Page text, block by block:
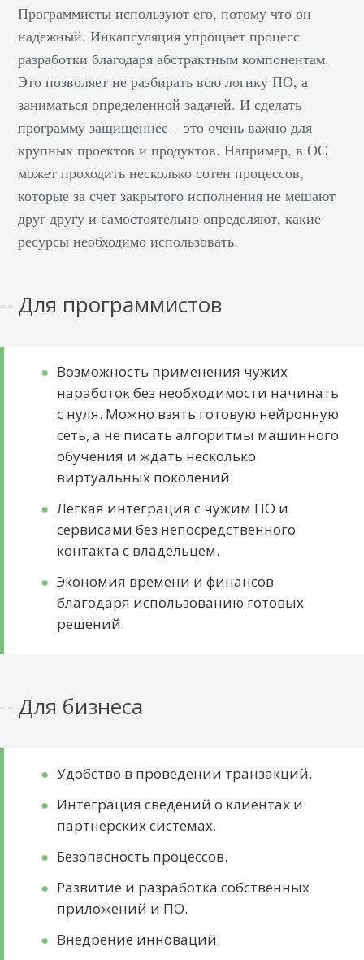
выполнять роль…
Программисты используют его, потому что он
надежный. Инкапсуляция упрощает процесс
разработки благодаря абстрактным компонентам.
Это позволяет не разбирать всю логику ПО, а
заниматься определенной задачей. И сделать
программу защищеннее – это очень важно для
крупных проектов и продуктов. Например, в ОС
может проходить несколько сотен процессов,
которые за счет закрытого исполнения не мешают
друг другу и самостоятельно определяют, какие
ресурсы необходимо использовать.
Для программистов
Возможность применения чужих
наработок без необходимости начинать
с нуля. Можно взять готовую нейронную
сеть, а не писать алгоритмы машинного
обучения и ждать несколько
виртуальных поколений.
Легкая интеграция с чужим ПО и
сервисами без непосредственного
контакта с владельцем.
Экономия времени и финансов
благодаря использованию готовых
решений.
Для бизнеса
Удобство в проведении транзакций.
Интеграция сведений о клиентах и
партнерских системах.
Безопасность процессов.
Развитие и разработка собственных
приложений и ПО.
Внедрение инноваций.